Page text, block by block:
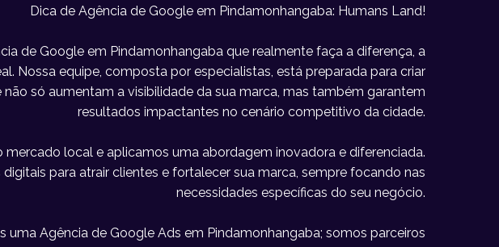
Dica de Agência de Google em Pindamonhangaba: Humans Land!
de Google em Pindamonhangaba que realmente faça a diferença, a
Nossa equipe, composta por especialistas, está preparada para criar
só aumentam a visibilidade da sua marca, mas também garantem
resultados impactantes no cenário competitivo da cidade.
local e aplicamos uma abordagem inovadora e diferenciada.
para atrair clientes e fortalecer sua marca, sempre focando nas
necessidades específicas do seu negócio.
uma Agência de Google Ads em Pindamonhangaba; somos parceiros